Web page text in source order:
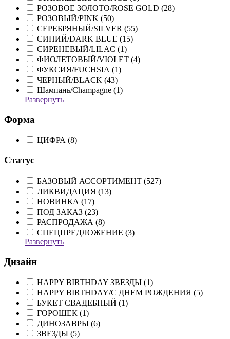
РОЗОВОЕ ЗОЛОТО/ROSE GOLD (28)
РОЗОВЫЙ/PINK (50)
СЕРЕБРЯНЫЙ/SILVER (55)
СИНИЙ/DARK BLUE (15)
СИРЕНЕВЫЙ/LILAC (1)
ФИОЛЕТОВЫЙ/VIOLET (4)
ФУКСИЯ/FUCHSIA (1)
ЧЕРНЫЙ/BLACK (43)
Шампань/Champagne (1)
Развернуть
Форма
ЦИФРА (8)
Статус
БАЗОВЫЙ АССОРТИМЕНТ (527)
ЛИКВИДАЦИЯ (13)
НОВИНКА (17)
ПОД ЗАКАЗ (23)
РАСПРОДАЖА (8)
СПЕЦПРЕДЛОЖЕНИЕ (3)
Развернуть
Дизайн
HAPPY BIRTHDAY ЗВЕЗДЫ (1)
HAPPY BIRTHDAY/С ДНЕМ РОЖДЕНИЯ (5)
БУКЕТ СВАДЕБНЫЙ (1)
ГОРОШЕК (1)
ДИНОЗАВРЫ (6)
ЗВЕЗДЫ (5)